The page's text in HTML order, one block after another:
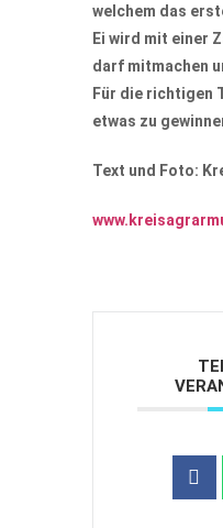
welchem das
Ei wird mit einer
darf mitmachen
Für die richtigen
etwas zu
Text und Foto: